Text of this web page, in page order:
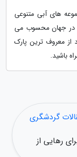
های آبی متنوعی
در جهان محسوب می
در ادامه این مطلب 10 مورد از معروف ترین پارک
باشید.
گردشگری
رهایی از